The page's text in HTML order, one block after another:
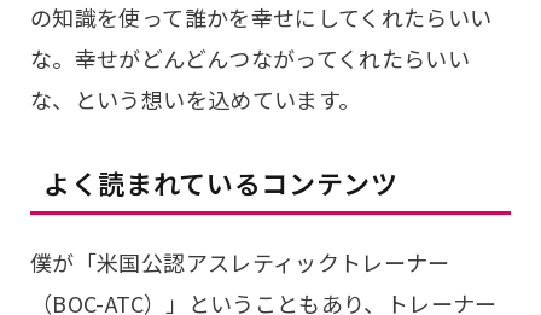
の知識を使って誰かを幸せにしてくれたらいい
な。幸せがどんどんつながってくれたらいい
な、という想いを込めています。
よく読まれているコンテンツ
僕が「米国公認アスレティックトレーナー
（BOC-ATC）」ということもあり、トレーナー